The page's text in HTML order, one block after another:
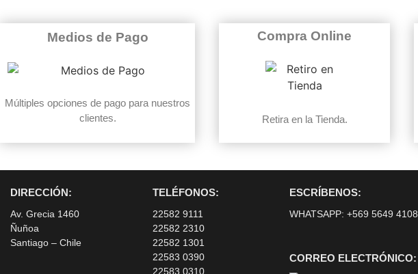
Medios de Pago
Múltiples opciones de pago para nuestros
clientes.
Compra Online
Retira en la Tienda.
DIRECCIÓN:
Av. Grecia 1460
Ñuñoa
Santiago – Chile
TELÉFONOS:
22582 9111
22582 2310
22582 1301
22583 0390
22583 0310
ESCRÍBENOS:
WHATSAPP: +569 5649 4108
CORREO ELECTRÓNICO: